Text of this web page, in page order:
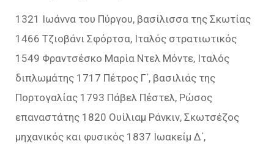
1321 Ιωάννα του Πύργου, βασίλισσα της Σκωτίας
1466 Τζιοβάνι Σφόρτσα, Ιταλός στρατιωτικός
1549 Φραντσέσκο Μαρία Ντελ Μόντε, Ιταλός
διπλωμάτης 1717 Πέτρος Γ΄, βασιλιάς της
Πορτογαλίας 1793 Πάβελ Πέστελ, Ρώσος
επαναστάτης 1820 Ουίλιαμ Ράνκιν, Σκωτσέζος
μηχανικός και φυσικός 1837 Ιωακείμ Δ΄,